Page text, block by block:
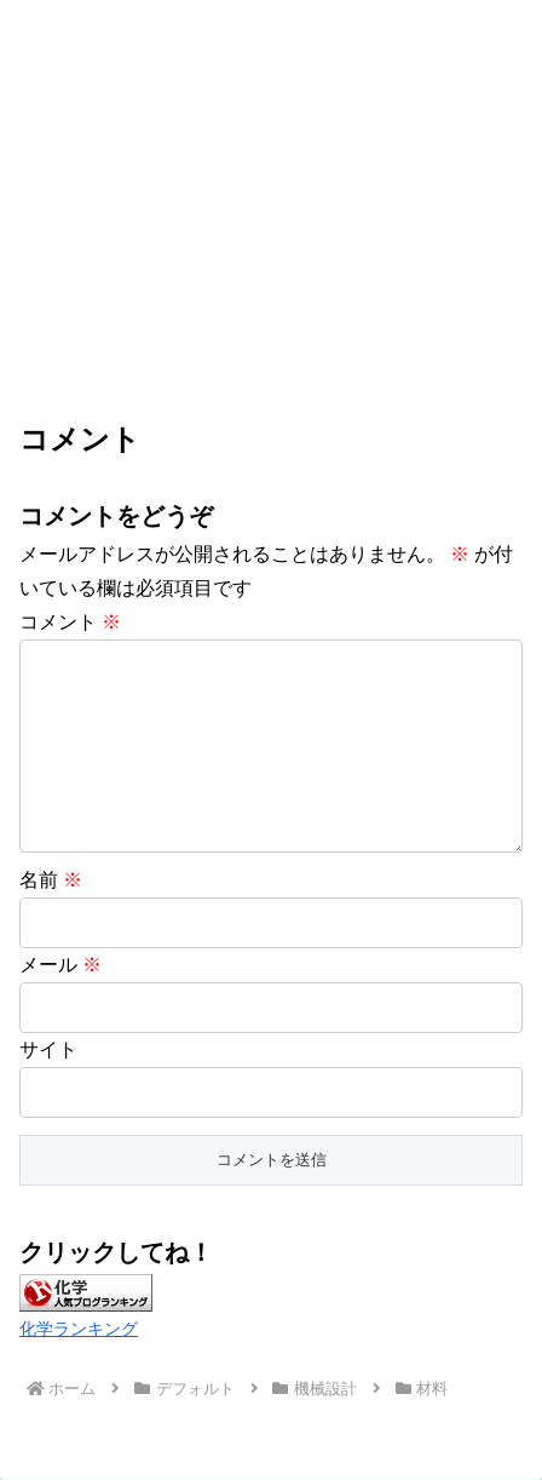
コメント
コメントをどうぞ
メールアドレスが公開されることはありません。 ※ が付
いている欄は必須項目です
コメント ※
名前 ※
メール ※
サイト
クリックしてね！
化学ランキング
ホーム デフォルト 機械設計 材料